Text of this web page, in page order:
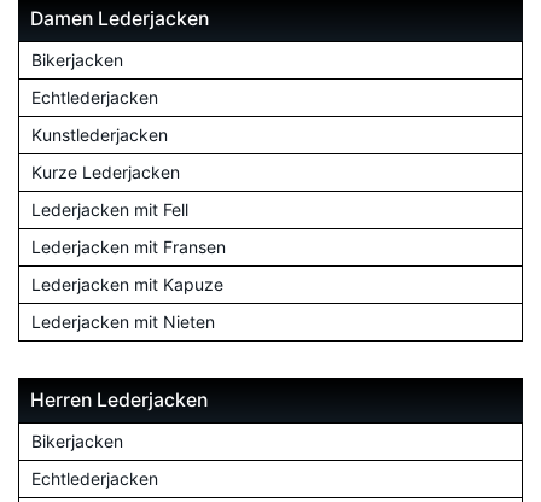
Damen Lederjacken
Bikerjacken
Echtlederjacken
Kunstlederjacken
Kurze Lederjacken
Lederjacken mit Fell
Lederjacken mit Fransen
Lederjacken mit Kapuze
Lederjacken mit Nieten
Herren Lederjacken
Bikerjacken
Echtlederjacken